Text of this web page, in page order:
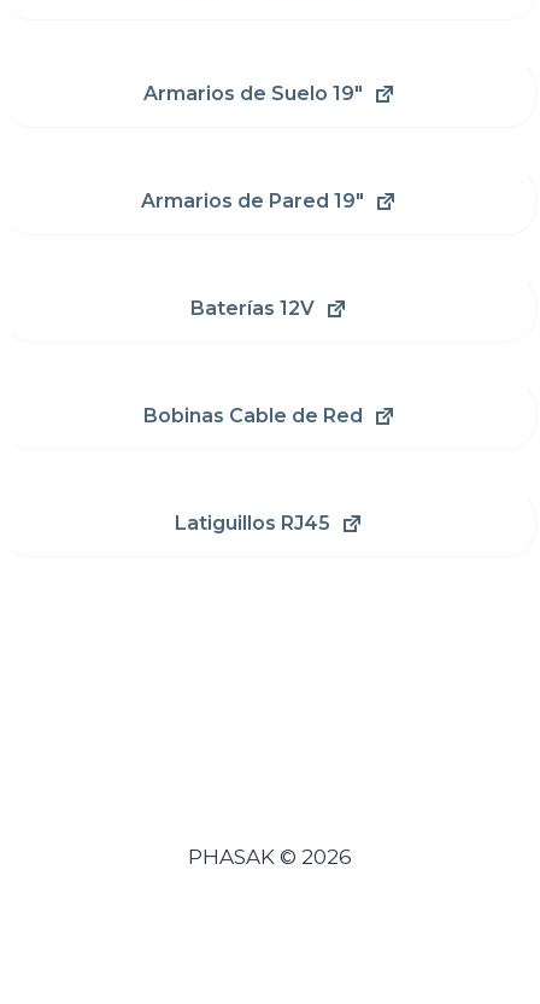
Armarios de Suelo 19"
Armarios de Pared 19"
Baterías 12V
Bobinas Cable de Red
Latiguillos RJ45
PHASAK © 2026